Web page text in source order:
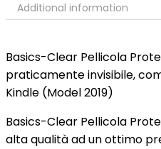
Additional information
Basics-Clear Pellicola
praticamente invisibile,
Kindle (Model 2019)
Basics-Clear Pellicola
alta qualità ad un ottimo